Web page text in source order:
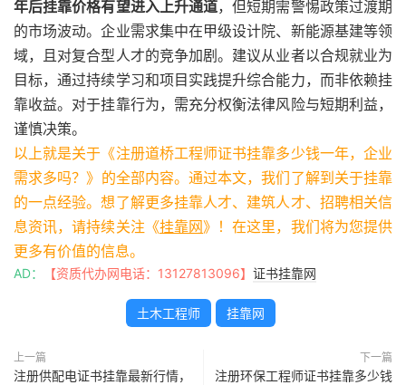
年后挂靠价格有望进入上升通道，但短期需警惕政策过渡期
的市场波动。企业需求集中在甲级设计院、新能源基建等领
域，且对复合型人才的竞争加剧。建议从业者以合规就业为
目标，通过持续学习和项目实践提升综合能力，而非依赖挂
靠收益。对于挂靠行为，需充分权衡法律风险与短期利益，
谨慎决策。
以上就是关于《注册道桥工程师证书挂靠多少钱一年，企业
需求多吗？​》的全部内容。通过本文，我们了解到关于挂靠
的一点经验。想了解更多挂靠人才、建筑人才、招聘相关信
息资讯，请持续关注《挂靠网》！在这里，我们将为您提供
更多有价值的信息。
AD： 【资质代办网电话：13127813096】 证书挂靠网
土木工程师 挂靠网
上一篇
注册供配电证书挂靠最新行情，
下一篇
注册环保工程师证书挂靠多少钱